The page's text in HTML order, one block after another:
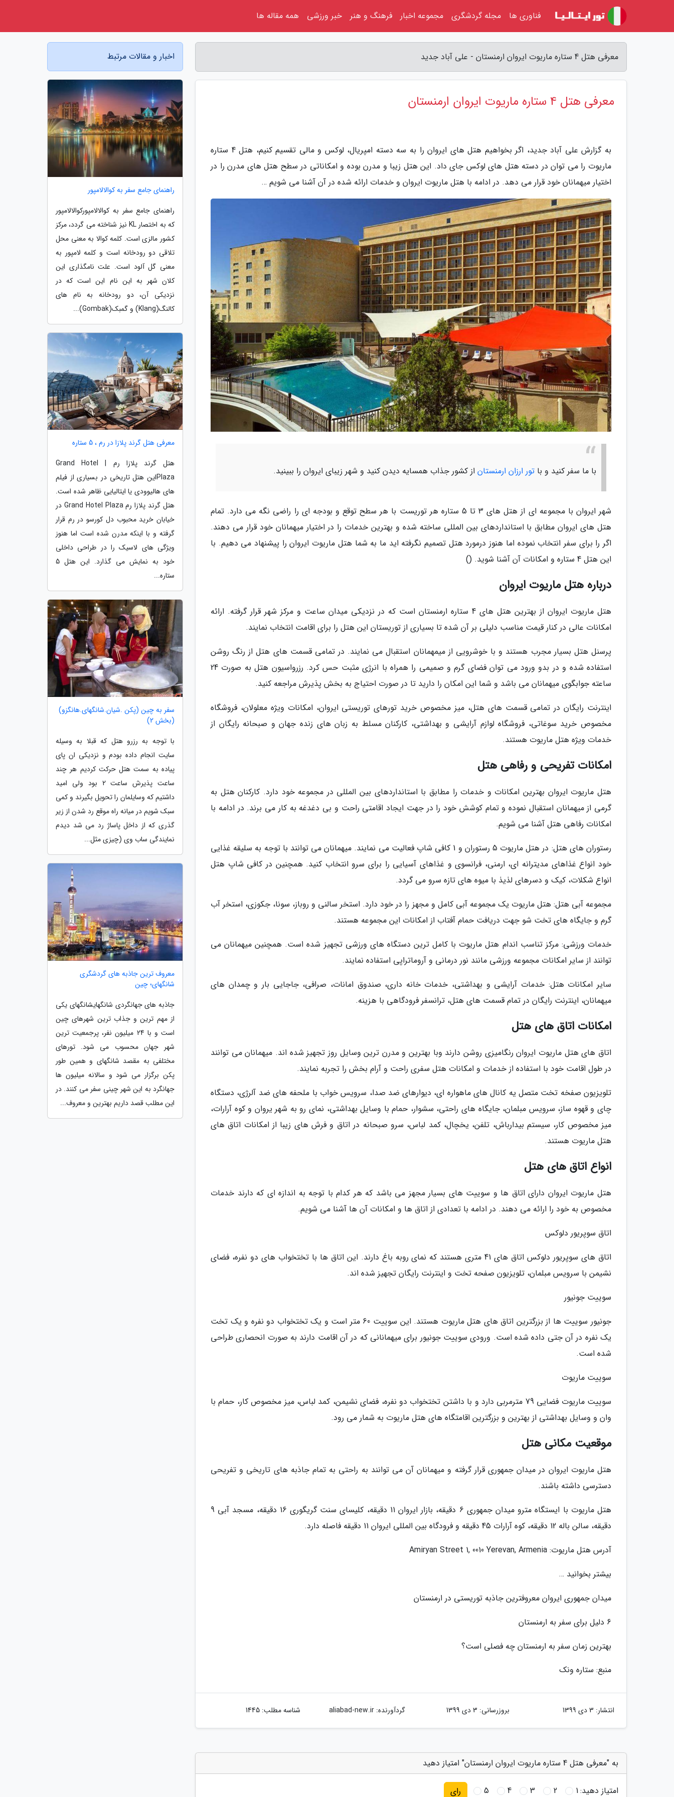
معرفی هتل 4 ستاره ماریوت ایروان ارمنستان - علی آباد جدید
معرفی هتل 4 ستاره ماریوت ایروان ارمنستان
به گزارش علی آباد جدید، اگر بخواهیم هتل های ایروان را به سه دسته امپریال، لوکس و مالی تقسیم کنیم، هتل 4 ستاره
ماریوت را می توان در دسته هتل های لوکس جای داد. این هتل زیبا و مدرن بوده و امکاناتی در سطح هتل های مدرن را در
اختیار میهمانان خود قرار می دهد. در ادامه با هتل ماریوت ایروان و خدمات ارائه شده در آن آشنا می شویم …
با ما سفر کنید و با تور ارزان ارمنستان از کشور جذاب همسایه دیدن کنید و شهر زیبای ایروان را ببینید.
شهر ایروان با مجموعه ای از هتل های 3 تا 5 ستاره هر توریست با هر سطح توقع و بودجه ای را راضی نگه می دارد. تمام
هتل های ایروان مطابق با استانداردهای بین المللی ساخته شده و بهترین خدمات را در اختیار میهمانان خود قرار می دهند.
اگر را برای سفر انتخاب نموده اما هنوز درمورد هتل تصمیم نگرفته اید ما به شما هتل ماریوت ایروان را پیشنهاد می دهیم. با
این هتل 4 ستاره و امکانات آن آشنا شوید. ()
درباره هتل ماریوت ایروان
هتل ماریوت ایروان از بهترین هتل های 4 ستاره ارمنستان است که در نزدیکی میدان ساعت و مرکز شهر قرار گرفته. ارائه
امکانات عالی در کنار قیمت مناسب دلیلی بر آن شده تا بسیاری از توریستان این هتل را برای اقامت انتخاب نمایند.
پرسنل هتل بسیار مجرب هستند و با خوشرویی از میمهمانان استقبال می نمایند. در تمامی قسمت های هتل از رنگ روشن
استفاده شده و در بدو ورود می توان فضای گرم و صمیمی را همراه با انرژی مثبت حس کرد. رزرواسیون هتل به صورت 24
ساعته جوابگوی میهمانان می باشد و شما این امکان را دارید تا در صورت احتیاج به بخش پذیرش مراجعه کنید.
اینترنت رایگان در تمامی قسمت های هتل، میز مخصوص خرید تورهای توریستی ایروان، امکانات ویژه معلولان، فروشگاه
مخصوص خرید سوغاتی، فروشگاه لوازم آرایشی و بهداشتی، کارکنان مسلط به زبان های زنده جهان و صبحانه رایگان از
خدمات ویژه هتل ماریوت هستند.
امکانات تفریحی و رفاهی هتل
هتل ماریوت ایروان بهترین امکانات و خدمات را مطابق با استانداردهای بین المللی در مجموعه خود دارد. کارکنان هتل به
گرمی از میهمانان استقبال نموده و تمام کوشش خود را در جهت ایجاد اقامتی راحت و بی دغدغه به کار می برند. در ادامه با
امکانات رفاهی هتل آشنا می شویم.
رستوران های هتل: در هتل ماریوت 5 رستوران و 1 کافی شاپ فعالیت می نمایند. میهمانان می توانند با توجه به سلیقه غذایی
خود انواع غذاهای مدیترانه ای، ارمنی، فرانسوی و غذاهای آسیایی را برای سرو انتخاب کنید. همچنین در کافی شاپ هتل
انواع شکلات، کیک و دسرهای لذیذ با میوه های تازه سرو می گردد.
مجموعه آبی هتل: هتل ماریوت یک مجموعه آبی کامل و مجهز را در خود دارد. استخر سالنی و روباز، سونا، جکوزی، استخر آب
گرم و جایگاه های تخت شو جهت دریافت حمام آفتاب از امکانات این مجموعه هستند.
خدمات ورزشی: مرکز تناسب اندام هتل ماریوت با کامل ترین دستگاه های ورزشی تجهیز شده است. همچنین میهمانان می
توانند از سایر امکانات مجموعه ورزشی مانند نور درمانی و آروماتراپی استفاده نمایند.
سایر امکانات هتل: خدمات آرایشی و بهداشتی، خدمات خانه داری، صندوق امانات، صرافی، جاجایی بار و چمدان های
میهمانان، اینترنت رایگان در تمام قسمت های هتل، ترانسفر فرودگاهی با هزینه.
امکانات اتاق های هتل
اتاق های هتل ماریوت ایروان رنگامیزی روشن دارند وبا بهترین و مدرن ترین وسایل روز تجهیز شده اند. میهمانان می توانند
در طول اقامت خود با استفاده از خدمات و امکانات هتل سفری راحت و آرام بخش را تجربه نمایند.
تلویزیون صفخه تخت متصل یه کانال های ماهواره ای، دیوارهای ضد صدا، سرویس خواب با ملحفه های ضد آلرژی، دستگاه
چای و قهوه ساز، سرویس مبلمان، جایگاه های راحتی، سشوار، حمام با وسایل بهداشتی، نمای رو به شهر یروان و کوه آرارات،
میز مخصوص کار، سیستم بیدارباش، تلفن، یخچال، کمد لباس، سرو صبحانه در اتاق و فرش های زیبا از امکانات اتاق های
هتل ماریوت هستند.
انواع اتاق های هتل
هتل ماریوت ایروان دارای اتاق ها و سوییت های بسیار مجهز می باشد که هر کدام با توجه به اندازه ای که دارند خدمات
مخصوص به خود را ارائه می دهند. در ادامه با تعدادی از اتاق ها و امکانات آن ها آشنا می شویم.
اتاق سوپریور دلوکس
اتاق های سوپریور دلوکس اتاق های 41 متری هستند که نمای روبه باغ دارند. این اتاق ها با تختخواب های دو نفره، فضای
نشیمن با سرویس مبلمان، تلویزیون صفحه تخت و اینترنت رایگان تجهیز شده اند.
سوییت جونیور
جونیور سوییت ها از بزرگترین اتاق های هتل ماریوت هستند. این سوییت 60 متر است و یک تختخواب دو نفره و یک تخت
یک نفره در آن جتی داده شده است. ورودی سوییت جونیور برای میهمانانی که در آن اقامت دارند به صورت انحصاری طراحی
شده است.
سوییت ماریوت
سوییت ماریوت فضایی 79 مترمربی دارد و با داشتن تختخواب دو نفره، فضای نشیمن، کمد لباس، میز مخصوص کار، حمام با
وان و وسایل بهداشتی از بهترین و بزرگترین اقامتگاه های هتل ماریوت به شمار می رود.
موقعیت مکانی هتل
هتل ماریوت ایروان در میدان جمهوری قرار گرفته و میهمانان آن می توانند به راحتی به تمام جاذبه های تاریخی و تفریحی
دسترسی داشته باشند.
هتل ماریوت با ایستگاه مترو میدان جمهوری 6 دقیقه، بازار ایروان 11 دقیقه، کلیسای سنت گریگوری 16 دقیقه، مسجد آبی 9
دقیقه، سالن باله 12 دقیقه، کوه آرارات 45 دقیقه و فرودگاه بین المللی ایروان 11 دقیقه فاصله دارد.
آدرس هتل ماریوت: Amiryan Street 1, 0010 Yerevan, Armenia
بیشتر بخوانید …
میدان جمهوری ایروان معروفترین جاذبه توریستی در ارمنستان
6 دلیل برای سفر به ارمنستان
بهترین زمان سفر به ارمنستان چه فصلی است؟
منبع: ستاره ونک
انتشار: 3 دی 1399 بروزرسانی: 3 دی 1399 گردآورنده:aliabad-new.ir شناسه مطلب: 1445
به "معرفی هتل 4 ستاره ماریوت ایروان ارمنستان" امتیاز دهید
امتیاز دهید:1
2
3
4
5 رای
اخبار و مقالات مرتبط
راهنمای جامع سفر به کوالالامپور
راهنمای جامع سفر به کوالالامپورکوالالامپور
که به اختصار KL نیز شناخته می گردد، مرکز
کشور مالزی است. کلمه کوالا به معنی محل
تلاقی دو رودخانه است و کلمه لامپور به
معنی گل آلود است. علت نامگذاری این
کلان شهر به این نام این است که در
نزدیکی آن، دو رودخانه به نام های
کالنگ(Klang) و گمبک(Gombak)...
معرفی هتل گرند پلازا در رم ، 5 ستاره
هتل گرند پلازا رم | Grand Hotel
Plazaاین هتل تاریخی در بسیاری از فیلم
های هالیوودی یا ایتالیایی ظاهر شده است.
هتل گرند پلازا رم Grand Hotel Plaza در
خیابان خرید محبوب دل کورسو در رم قرار
گرفته و با اینکه مدرن شده است اما هنوز
ویژگی های لاسیک را در طراحی داخلی
خود به نمایش می گذارد. این هتل 5
ستاره...
سفر به چین (پکن .شیان.شانگهای.هانگزو)
(بخش 2)
با توجه به رزرو هتل که قبلا به وسیله
سایت انجام داده بودم و نزدیکی ان پای
پیاده به سمت هتل حرکت کردیم هر چند
ساعت پذیرش ساعت 2 بود ولی امید
داشتیم که وسایلمان را تحویل بگیرند و کمی
سبک شویم در میانه راه موقع رد شدن از زیر
گذری که از داخل پاساژ رد می شد دیدم
نمایندگی ساب وی (چیزی مثل...
معروف ترین جاذبه های گردشگری
شانگهای؛ چین
جاذبه های جهانگردی شانگهایشانگهای یکی
از مهم ترین و جذاب ترین شهرهای چین
است و با 24 میلیون نفر، پرجمعیت ترین
شهر جهان محسوب می شود. تورهای
مختلفی به مقصد شانگهای و همین طور
پکن برگزار می شود و سالانه میلیون ها
جهانگرد به این شهر چینی سفر می کنند. در
این مطلب قصد داریم بهترین و معروف...
فناوری ها مجله گردشگری مجموعه اخبار فرهنگ و هنر خبر ورزشی همه مقاله ها